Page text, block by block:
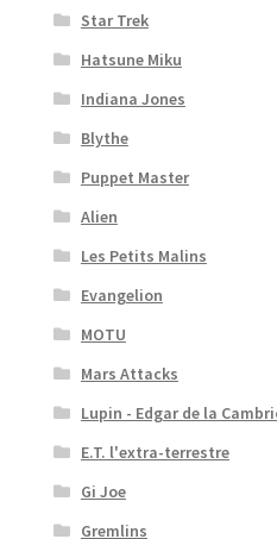
Star Trek
Hatsune Miku
Indiana Jones
Blythe
Puppet Master
Alien
Les Petits Malins
Evangelion
MOTU
Mars Attacks
Lupin - Edgar de la
E.T. l'extra-terrestre
Gi Joe
Gremlins